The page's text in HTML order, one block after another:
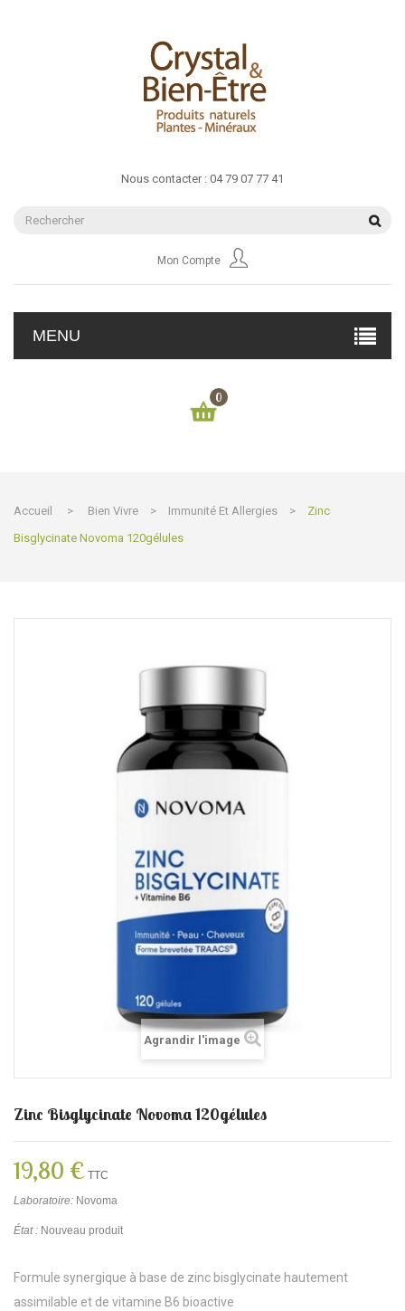
Nous contacter : 04 79 07 77 41
Mon Compte
MENU
0
Accueil > Bien Vivre > Immunité Et Allergies >
Zinc
Bisglycinate Novoma 120gélules
Agrandir l'image
Zinc Bisglycinate Novoma 120gélules
19,80 € TTC
Laboratoire: Novoma
État : Nouveau produit
Formule synergique à base de zinc bisglycinate hautement
assimilable et de vitamine B6 bioactive